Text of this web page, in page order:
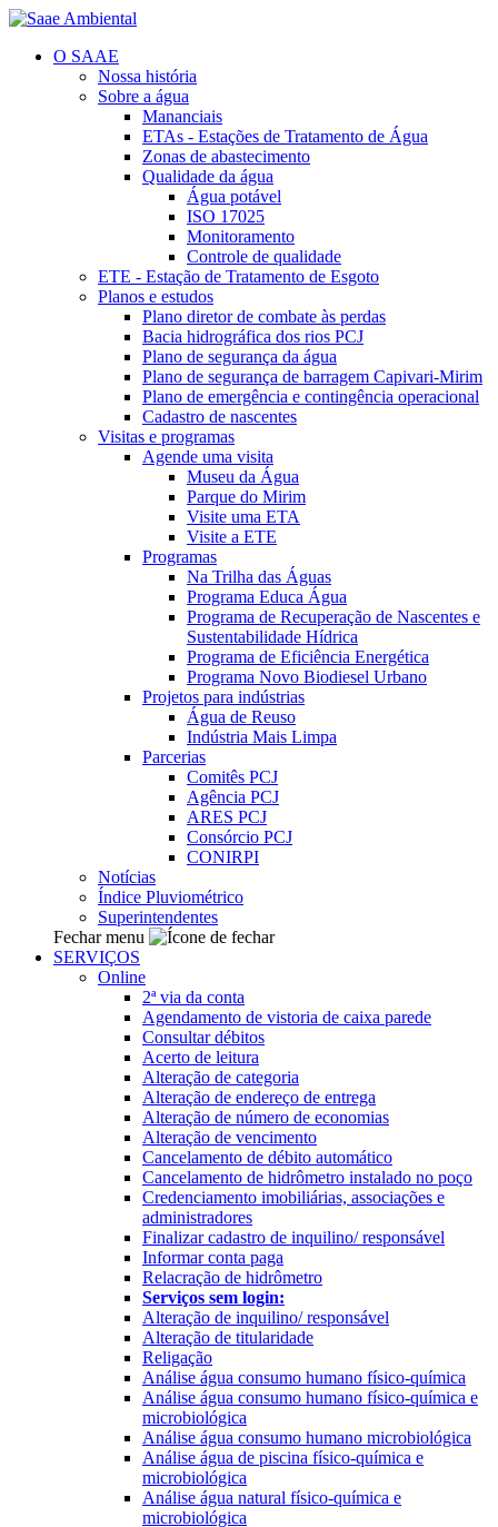
O SAAE
Nossa história
Sobre a água
Mananciais
ETAs - Estações de Tratamento de Água
Zonas de abastecimento
Qualidade da água
Água potável
ISO 17025
Monitoramento
Controle de qualidade
ETE - Estação de Tratamento de Esgoto
Planos e estudos
Plano diretor de combate às perdas
Bacia hidrográfica dos rios PCJ
Plano de segurança da água
Plano de segurança de barragem Capivari-Mirim
Plano de emergência e contingência operacional
Cadastro de nascentes
Visitas e programas
Agende uma visita
Museu da Água
Parque do Mirim
Visite uma ETA
Visite a ETE
Programas
Na Trilha das Águas
Programa Educa Água
Programa de Recuperação de Nascentes e
Sustentabilidade Hídrica
Programa de Eficiência Energética
Programa Novo Biodiesel Urbano
Projetos para indústrias
Água de Reuso
Indústria Mais Limpa
Parcerias
Comitês PCJ
Agência PCJ
ARES PCJ
Consórcio PCJ
CONIRPI
Notícias
Índice Pluviométrico
Superintendentes
Fechar menu
SERVIÇOS
Online
2ª via da conta
Agendamento de vistoria de caixa parede
Consultar débitos
Acerto de leitura
Alteração de categoria
Alteração de endereço de entrega
Alteração de número de economias
Alteração de vencimento
Cancelamento de débito automático
Cancelamento de hidrômetro instalado no poço
Credenciamento imobiliárias, associações e
administradores
Finalizar cadastro de inquilino/ responsável
Informar conta paga
Relacração de hidrômetro
Serviços sem login:
Alteração de inquilino/ responsável
Alteração de titularidade
Religação
Análise água consumo humano físico-química
Análise água consumo humano físico-química e
microbiológica
Análise água consumo humano microbiológica
Análise água de piscina físico-química e
microbiológica
Análise água natural físico-química e
microbiológica